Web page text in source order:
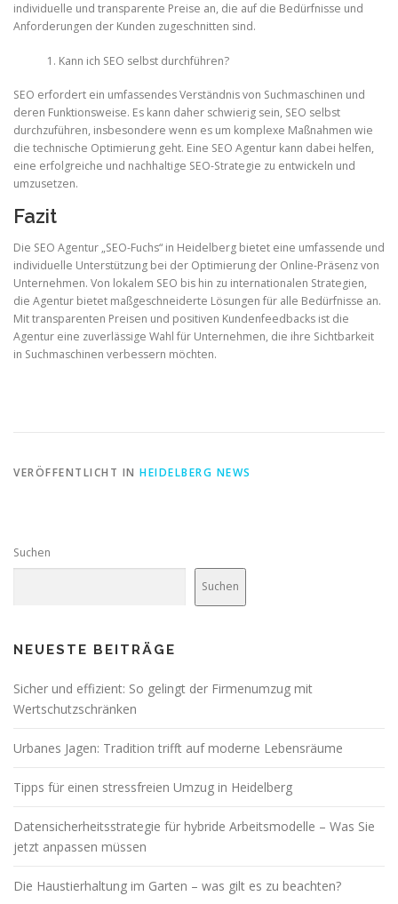
individuelle und transparente Preise an, die auf die Bedürfnisse und
Anforderungen der Kunden zugeschnitten sind.
Kann ich SEO selbst durchführen?
SEO erfordert ein umfassendes Verständnis von Suchmaschinen und
deren Funktionsweise. Es kann daher schwierig sein, SEO selbst
durchzuführen, insbesondere wenn es um komplexe Maßnahmen wie
die technische Optimierung geht. Eine SEO Agentur kann dabei helfen,
eine erfolgreiche und nachhaltige SEO-Strategie zu entwickeln und
umzusetzen.
Fazit
Die SEO Agentur „SEO-Fuchs“ in Heidelberg bietet eine umfassende und
individuelle Unterstützung bei der Optimierung der Online-Präsenz von
Unternehmen. Von lokalem SEO bis hin zu internationalen Strategien,
die Agentur bietet maßgeschneiderte Lösungen für alle Bedürfnisse an.
Mit transparenten Preisen und positiven Kundenfeedbacks ist die
Agentur eine zuverlässige Wahl für Unternehmen, die ihre Sichtbarkeit
in Suchmaschinen verbessern möchten.
VERÖFFENTLICHT IN HEIDELBERG NEWS
Suchen
Suchen
NEUESTE BEITRÄGE
Sicher und effizient: So gelingt der Firmenumzug mit
Wertschutzschränken
Urbanes Jagen: Tradition trifft auf moderne Lebensräume
Tipps für einen stressfreien Umzug in Heidelberg
Datensicherheitsstrategie für hybride Arbeitsmodelle – Was Sie
jetzt anpassen müssen
Die Haustierhaltung im Garten – was gilt es zu beachten?